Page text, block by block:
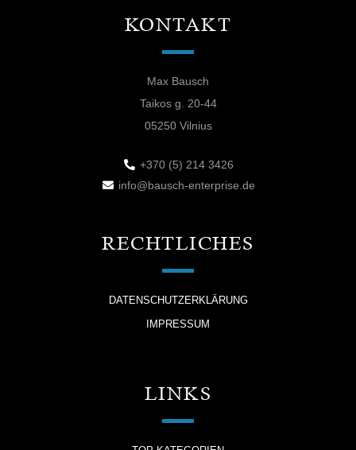
KONTAKT
Max Bausch
Taikos g. 20-44
05250 Vilnius
+370 (5) 214 3426
info@bausch-enterprise.de
RECHTLICHES
DATENSCHUTZERKLÄRUNG
IMPRESSUM
LINKS